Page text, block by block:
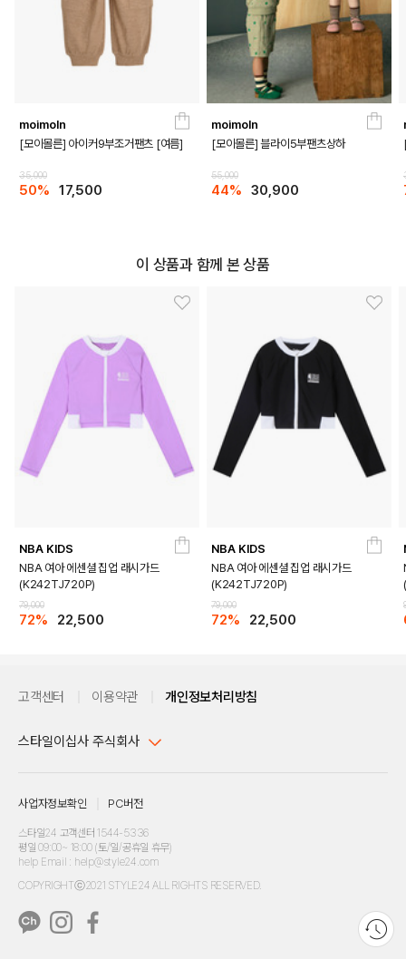
moimoln
[모이몰른] 아이커9부조거팬츠 [여름]
35,000
50% 17,500
moimoln
[모이몰른] 블라이5부팬츠상하
55,000
44% 30,900
이 상품과 함께 본 상품
NBA KIDS
NBA 여아 에센셜 집업 래시가드
(K242TJ720P)
79,000
72% 22,500
NBA KIDS
NBA 여아 에센셜 집업 래시가드
(K242TJ720P)
79,000
72% 22,500
고객센터 이용약관 개인정보처리방침
스타일이십사 주식회사
주소 : 서울시 강남구 논현로 633, 6층 (논현동, 한세엠케이빌딩)
사업자등록번호 : 116-81-32499
통신판매업신고번호 : 제 2024-서울강남-04239
개인정보보호책임자 : 배기영
고객센터 1544-5336(평일 09:00~ 18:00 토/일/공휴일 휴무)
사업자정보확인 PC버전
스타일24 고객센터 1544-5336
평일 09:00~ 18:00 (토/일/공휴일 휴무)
help Email : help@style24.com
COPYRIGHTⓒ2021 STYLE24 ALL RIGHTS RESERVED.